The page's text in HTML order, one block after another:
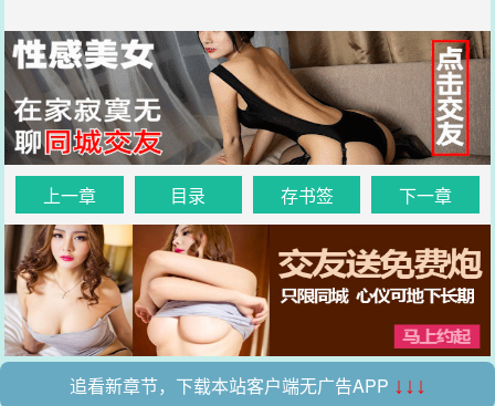
上一章 目录 存书签 下一章
追看新章节，下载本站客户端无广告APP ↓↓↓